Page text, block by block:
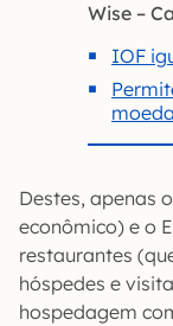
Wise –
IOF
Destes, apenas
econômico) e o
restaurantes
hóspedes e
hospedagem